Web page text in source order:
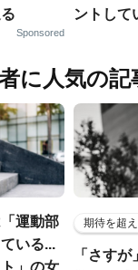
Sponsored
ントし
に人気の記
運動部
いる...
」の女
期待を超
「さす